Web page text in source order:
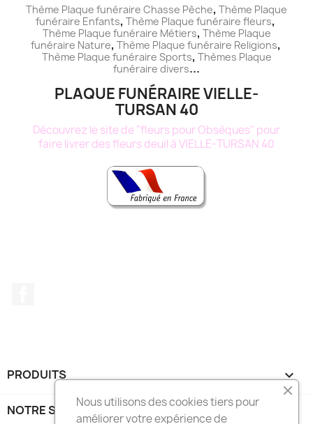
Thème Plaque funéraire Chasse Pêche, Thème Plaque
funéraire Enfants, Thème Plaque funéraire fleurs,
Thème Plaque funéraire Métiers, Thème Plaque
funéraire Nature, Thème Plaque funéraire Religions,
Thème Plaque funéraire Sports, Thèmes Plaque
funéraire divers...
PLAQUE FUNÉRAIRE VIELLE-
TURSAN 40
Découvrez le site de "fleurs pour Obsèques" pour
faire livrer des fleurs deuil à VIELLE-TURSAN 40
PRODUITS 
NOTRE SOCIÉTÉ
Nous utilisons des cookies tiers pour
améliorer votre expérience de